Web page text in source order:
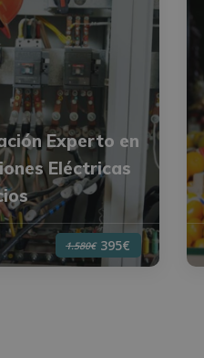
Experto en
Eléctricas
1.580€ 395€